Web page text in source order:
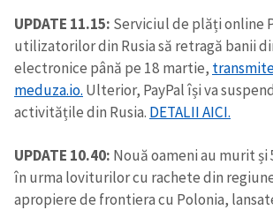
UPDATE 11.15: Serviciul de plăți online
utilizatorilor din Rusia să retragă banii
electronice până pe 18 martie,
meduza.io. Ulterior, PayPal își va
activitățile din Rusia. DETALII AICI.
UPDATE 10.40: Nouă oameni au murit
în urma loviturilor cu rachete din
apropiere de frontiera cu Polonia,